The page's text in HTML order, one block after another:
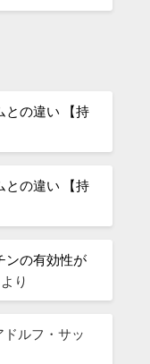
との違い 【持
との違い 【持
ンの有効性が
より
ドルフ・サッ